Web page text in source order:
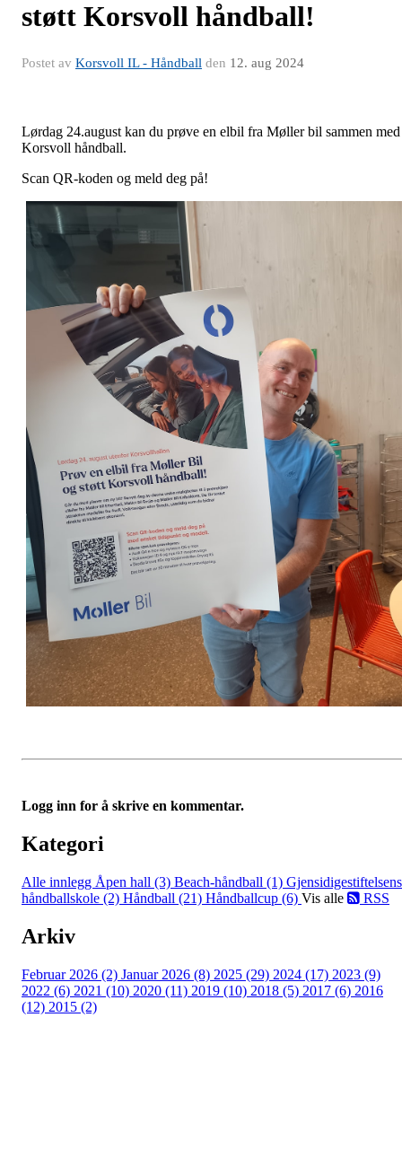
støtt Korsvoll håndball!
Postet av Korsvoll IL - Håndball den 12. aug 2024
Lørdag 24.august kan du prøve en elbil fra Møller bil sammen med
Korsvoll håndball.
Scan QR-koden og meld deg på!
Logg inn for å skrive en kommentar.
Kategori
Alle innlegg Åpen hall (3) Beach-håndball (1) Gjensidigestiftelsens
håndballskole (2) Håndball (21) Håndballcup (6) Vis alle RSS
Arkiv
Februar 2026 (2) Januar 2026 (8) 2025 (29) 2024 (17) 2023 (9)
2022 (6) 2021 (10) 2020 (11) 2019 (10) 2018 (5) 2017 (6) 2016
(12) 2015 (2)